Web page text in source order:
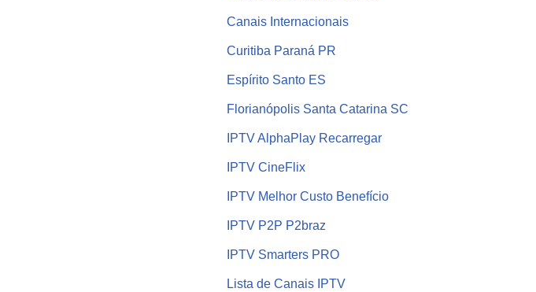
Canais Internacionais
Curitiba Paraná PR
Espírito Santo ES
Florianópolis Santa Catarina SC
IPTV AlphaPlay Recarregar
IPTV CineFlix
IPTV Melhor Custo Benefício
IPTV P2P P2braz
IPTV Smarters PRO
Lista de Canais IPTV